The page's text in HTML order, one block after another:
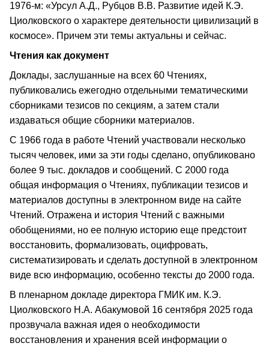
1976-м: «Урсул А.Д., Рубцов В.В. Развитие идей К.Э.
Циолковского о характере деятельности цивилизаций в
космосе». Причем эти темы актуальны и сейчас.
Чтения как документ
Доклады, заслушанные на всех 60 Чтениях,
публиковались ежегодно отдельными тематическими
сборниками тезисов по секциям, а затем стали
издаваться общие сборники материалов.
С 1966 года в работе Чтений участвовали несколько
тысяч человек, ими за эти годы сделано, опубликовано
более 9 тыс. докладов и сообщений. С 2000 года
общая информация о Чтениях, публикации тезисов и
материалов доступны в электронном виде на сайте
Чтений. Отражена и история Чтений с важными
обобщениями, но ее полную историю еще предстоит
восстановить, формализовать, оцифровать,
систематизировать и сделать доступной в электронном
виде всю информацию, особенно тексты до 2000 года.
В пленарном докладе директора ГМИК им. К.Э.
Циолковского Н.А. Абакумовой 16 сентября 2025 года
прозвучала важная идея о необходимости
восстановления и хранения всей информации о